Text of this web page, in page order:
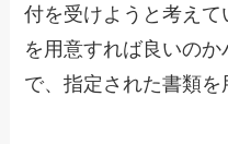
付を受けようと考え
を用意すれば良いのか
で、指定された書類を